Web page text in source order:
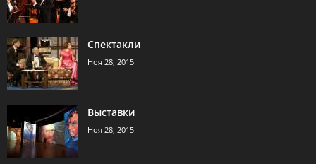
Спектакли
Ноя 28, 2015
Выставки
Ноя 28, 2015